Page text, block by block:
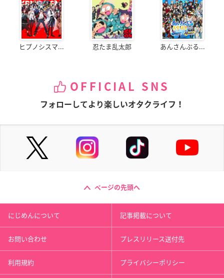
ヒプノシスマ... 忍たま乱太郎 あんさんぶる...
OFFICIAL SNS
フォローしてより楽しいオタクライフ！
ページの先頭へ
にじめんについて 記事掲載について
お問い合わせ プレスリリース送付先
利用規約 プライバシーポリシー